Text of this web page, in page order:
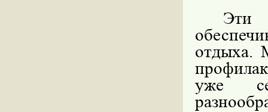
Эти
отдыха.
уже